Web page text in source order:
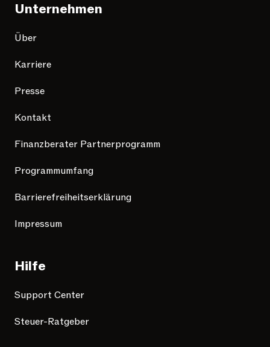
Unternehmen
Über
Karriere
Presse
Kontakt
Finanzberater Partnerprogramm
Programmumfang
Barrierefreiheitserklärung
Impressum
Hilfe
Support Center
Steuer-Ratgeber